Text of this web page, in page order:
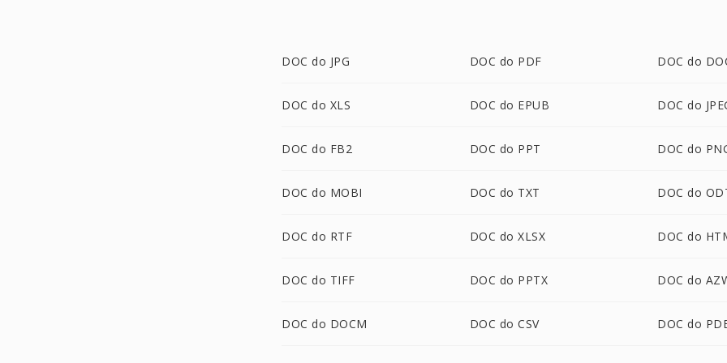
DOC do JPG DOC do PDF DOC do
DOC do XLS DOC do EPUB DOC do
DOC do FB2 DOC do PPT DOC do
DOC do MOBI DOC do TXT DOC do
DOC do RTF DOC do XLSX DOC do
DOC do TIFF DOC do PPTX DOC do
DOC do DOCM DOC do CSV DOC do